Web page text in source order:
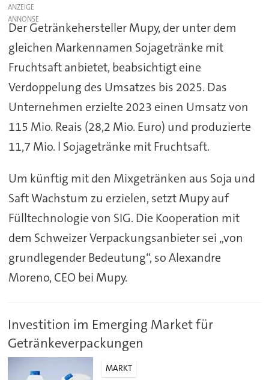
ANZEIGE
Der Getränkehersteller Mupy, der unter dem
gleichen Markennamen Sojagetränke mit
Fruchtsaft anbietet, beabsichtigt eine
Verdoppelung des Umsatzes bis 2025. Das
Unternehmen erzielte 2023 einen Umsatz von
115 Mio. Reais (28,2 Mio. Euro) und produzierte
11,7 Mio. l Sojagetränke mit Fruchtsaft.
Um künftig mit den Mixgetränken aus Soja und
Saft Wachstum zu erzielen, setzt Mupy auf
Fülltechnologie von SIG. Die Kooperation mit
dem Schweizer Verpackungsanbieter sei „von
grundlegender Bedeutung“, so Alexandre
Moreno, CEO bei Mupy.
Investition im Emerging Market für
Getränkeverpackungen
MARKT